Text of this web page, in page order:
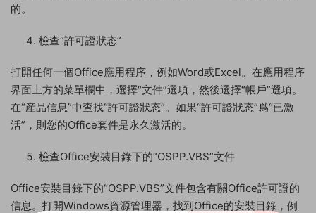
的。
檢查“許可證狀态”
打開任何一個Office應用程序，例如Word或Excel。在應用程序
界面上方的菜單欄中，選擇“文件”選項，然後選擇“帳戶”選項。
在“産品信息”中查找“許可證狀态”。如果“許可證狀态”爲“已激
活”，則您的Office套件是永久激活的。
檢查Office安裝目錄下的“OSPP.VBS”文件
Office安裝目錄下的“OSPP.VBS”文件包含有關Office許可證的
信息。打開Windows資源管理器，找到Office的安裝目錄，例